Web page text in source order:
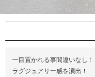
一目置かれる事間違いなし
ラグジュアリー感を演出！